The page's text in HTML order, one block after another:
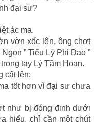
đại sư?
ác ma.
vờn xốc lên, ông chợt
” Tiểu Lý Phi Đao ”
tay Lý Tầm Hoan.
cất lên:
tốt hơn vì đại sư chưa
như bị đóng đinh dưới
hiểu, chỉ cần một chút